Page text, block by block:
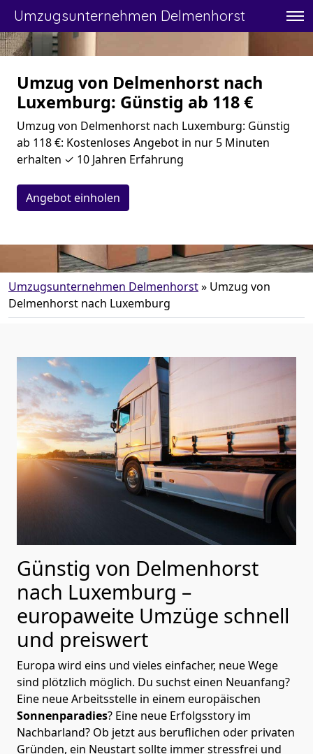
Umzugsunternehmen Delmenhorst
Umzug von Delmenhorst nach
Luxemburg: Günstig ab 118 €
Umzug von Delmenhorst nach Luxemburg: Günstig
ab 118 €: Kostenloses Angebot in nur 5 Minuten
erhalten ✓ 10 Jahren Erfahrung
Angebot einholen
Umzugsunternehmen Delmenhorst» Umzug von
Delmenhorst nach Luxemburg
Günstig von Delmenhorst
nach Luxemburg –
europaweite Umzüge schnell
und preiswert
Europa wird eins und vieles einfacher, neue Wege
sind plötzlich möglich. Du suchst einen Neuanfang?
Eine neue Arbeitsstelle in einem europäischen
Sonnenparadies? Eine neue Erfolgsstory im
Nachbarland? Ob jetzt aus beruflichen oder privaten
Gründen, ein Neustart sollte immer stressfrei und